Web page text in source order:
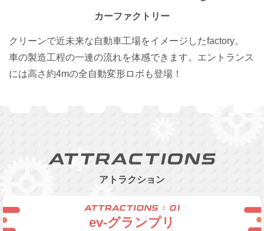
ゴンドラ運行状況
よみランCLUBとは？
カーファクトリー
クリーンで近未来な自動車工場をイメージしたfactory。
車の製造工程の一連の流れを体感できます。エントランス
には高さ約4mの全自動変形ロボも登場！
アトラクション
ev-グランプリ